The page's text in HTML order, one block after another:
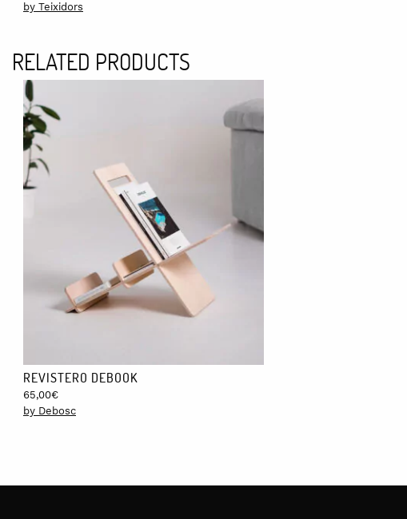
by Teixidors
RELATED PRODUCTS
REVISTERO DEBOOK
65,00€
by Debosc